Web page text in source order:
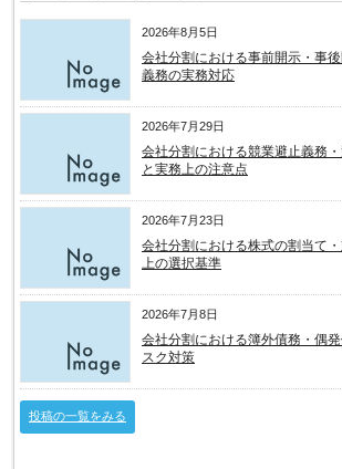
2026年8月5日
会社分割における事前開示・事
義務の実務対応
2026年7月29日
会社分割における競業避止義務
と実務上の注意点
2026年7月23日
会社分割における株式の割当て
上の選択基準
2026年7月8日
会社分割における簿外債務・偶
スク対策
投稿の一覧をみる